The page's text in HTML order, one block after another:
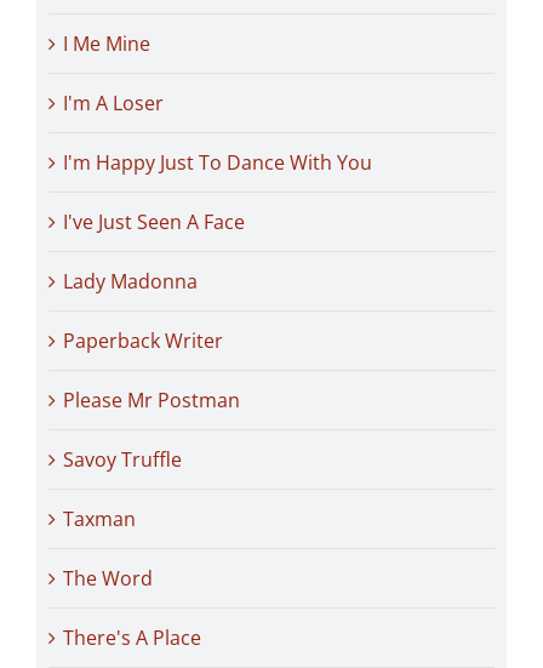
I Me Mine
I'm A Loser
I'm Happy Just To Dance With You
I've Just Seen A Face
Lady Madonna
Paperback Writer
Please Mr Postman
Savoy Truffle
Taxman
The Word
There's A Place